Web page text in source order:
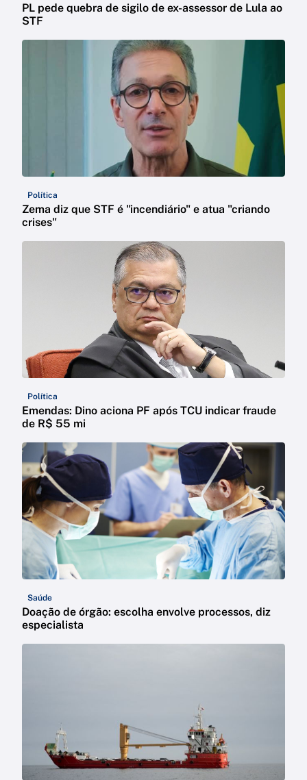
PL pede quebra de sigilo de ex-assessor de Lula ao
STF
Política
Zema diz que STF é "incendiário" e atua "criando
crises"
Política
Emendas: Dino aciona PF após TCU indicar fraude
de R$ 55 mi
Saúde
Doação de órgão: escolha envolve processos, diz
especialista